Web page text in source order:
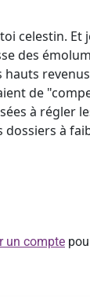
celestin. Et
des
hauts
de
à régler
dossiers à
un compte